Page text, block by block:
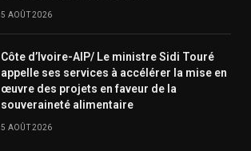
5 AOÛT 2026
Côte d’Ivoire-AIP/ Le ministre Sidi Touré
appelle ses services à accélérer la mise en
œuvre des projets en faveur de la
souveraineté alimentaire
5 AOÛT 2026